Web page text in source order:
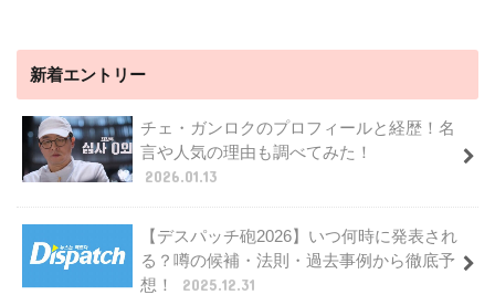
新着エントリー
チェ・ガンロクのプロフィールと経歴！名
言や人気の理由も調べてみた！
2026.01.13
【デスパッチ砲2026】いつ何時に発表され
る？噂の候補・法則・過去事例から徹底予
想！
2025.12.31